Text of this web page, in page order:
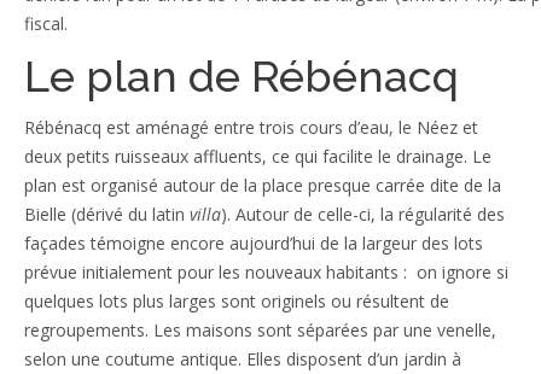
fiscal.
Le plan de Rébénacq
Rébénacq est aménagé entre trois cours d’eau, le Néez et
deux petits ruisseaux affluents, ce qui facilite le drainage. Le
plan est organisé autour de la place presque carrée dite de la
Bielle (dérivé du latin villa). Autour de celle-ci, la régularité des
façades témoigne encore aujourd’hui de la largeur des lots
prévue initialement pour les nouveaux habitants : on ignore si
quelques lots plus larges sont originels ou résultent de
regroupements. Les maisons sont séparées par une venelle,
selon une coutume antique. Elles disposent d’un jardin à